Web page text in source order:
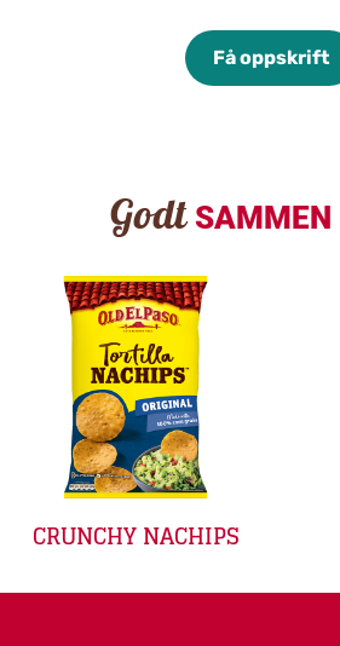
Få oppskrift
Godt SAMMEN
CRUNCHY NACHIPS